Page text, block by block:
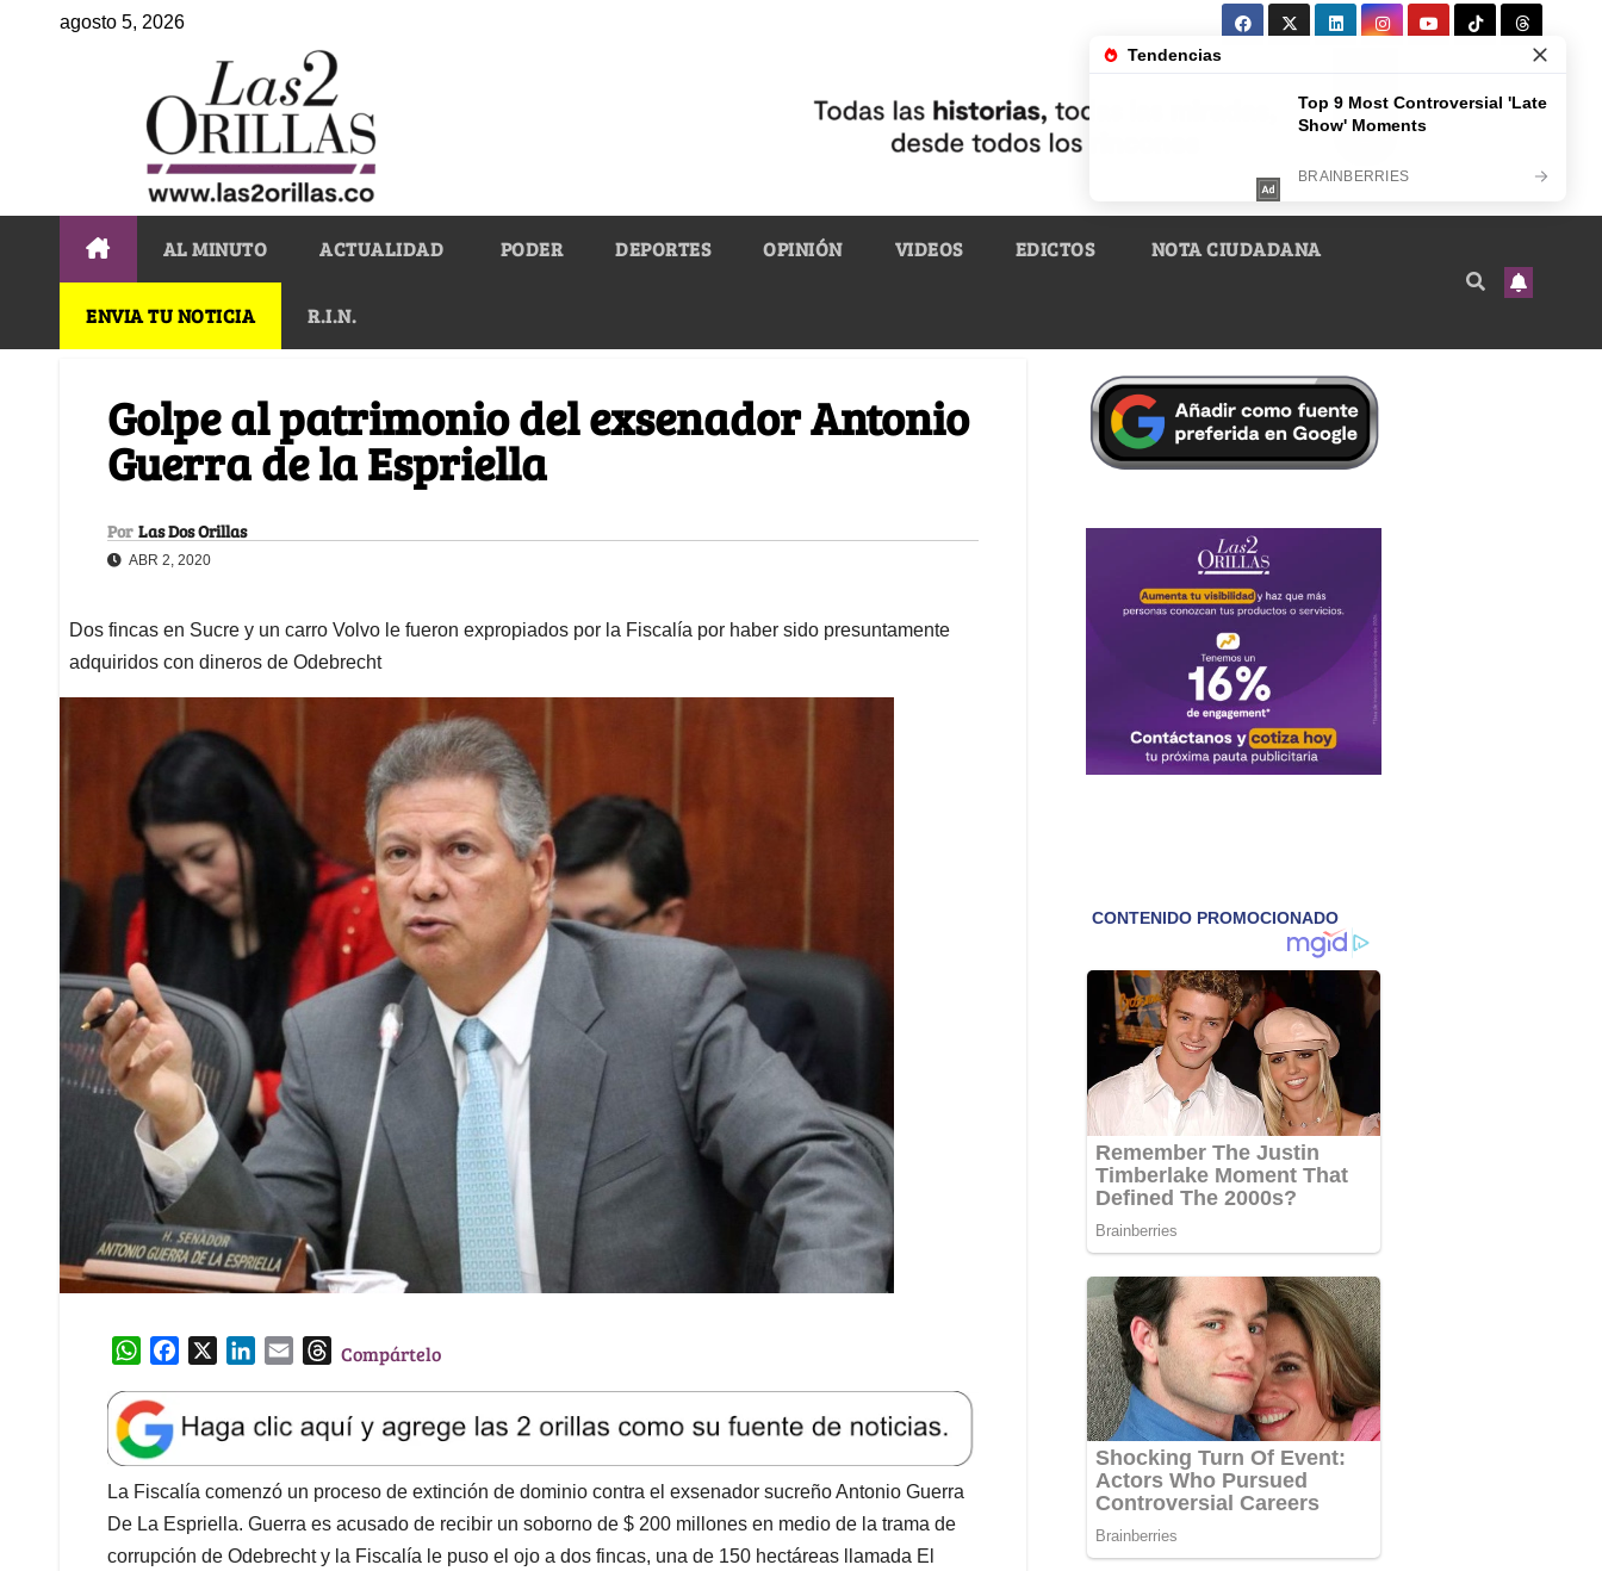
agosto 5, 2026
AL MINUTO ACTUALIDAD PODER DEPORTES OPINIÓN VIDEOS EDICTOS NOTA CIUDADANA
ENVIA TU NOTICIA R.I.N.
Golpe al patrimonio del exsenador Antonio
Guerra de la Espriella
Por Las Dos Orillas
ABR 2, 2020
Dos fincas en Sucre y un carro Volvo le fueron expropiados por la Fiscalía por haber sido presuntamente
adquiridos con dineros de Odebrecht
W
a
t
s
A
p
p
e
b
o
o
k
k
e
d
I
n
l
T
e
a
d
s
Compártelo
La Fiscalía comenzó un proceso de extinción de dominio contra el exsenador sucreño Antonio Guerra
De La Espriella. Guerra es acusado de recibir un soborno de $ 200 millones en medio de la trama de
corrupción de Odebrecht y la Fiscalía le puso el ojo a dos fincas, una de 150 hectáreas llamada El